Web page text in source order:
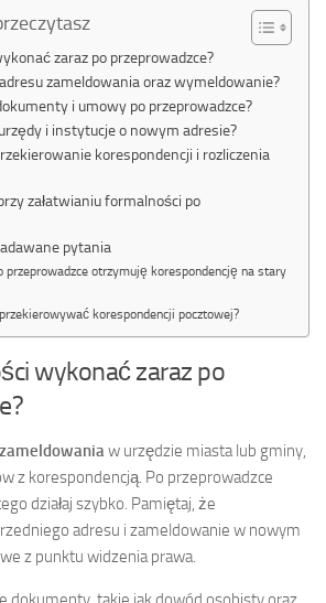
zaraz po przeprowadzce?
zameldowania oraz wymeldowanie?
i umowy po przeprowadzce?
i instytucje o nowym adresie?
korespondencji i rozliczenia
załatwianiu formalności po
pytania
przeprowadzce otrzymuję korespondencję na stary
korespondencji pocztowej?
wykonać zaraz po
w urzędzie miasta lub gminy,
z korespondencją. Po przeprowadzce
działaj szybko. Pamiętaj, że
adresu i zameldowanie w nowym
z punktu widzenia prawa.